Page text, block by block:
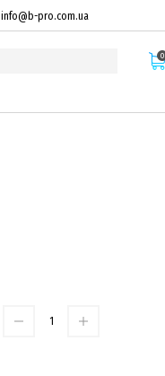
info@b-pro.com.ua
0